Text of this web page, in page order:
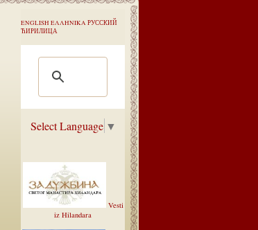
ENGLISH ΕΛΛΗΝΙΚΑ РУССКИЙ
ЋИРИЛИЦА
Select Language ▼
Vesti
iz Hilandara